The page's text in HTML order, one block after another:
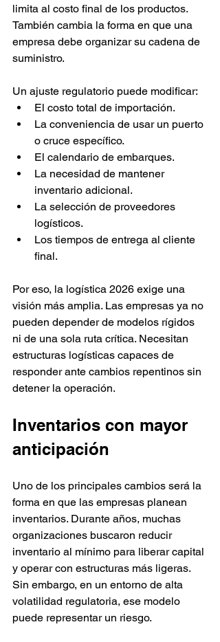
limita al costo final de los productos.
También cambia la forma en que una
empresa debe organizar su cadena de
suministro.
Un ajuste regulatorio puede modificar:
El costo total de importación.
La conveniencia de usar un puerto
o cruce específico.
El calendario de embarques.
La necesidad de mantener
inventario adicional.
La selección de proveedores
logísticos.
Los tiempos de entrega al cliente
final.
Por eso, la logística 2026 exige una
visión más amplia. Las empresas ya no
pueden depender de modelos rígidos
ni de una sola ruta crítica. Necesitan
estructuras logísticas capaces de
responder ante cambios repentinos sin
detener la operación.
Inventarios con mayor
anticipación
Uno de los principales cambios será la
forma en que las empresas planean
inventarios. Durante años, muchas
organizaciones buscaron reducir
inventario al mínimo para liberar capital
y operar con estructuras más ligeras.
Sin embargo, en un entorno de alta
volatilidad regulatoria, ese modelo
puede representar un riesgo.